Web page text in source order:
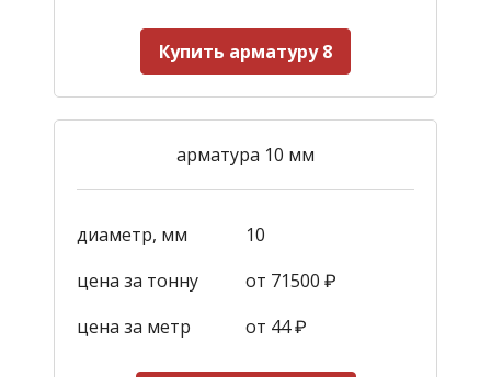
Купить арматуру 8
арматура 10 мм
диаметр, мм
10
цена за тонну
от 71500 ₽
цена за метр
от 44₽